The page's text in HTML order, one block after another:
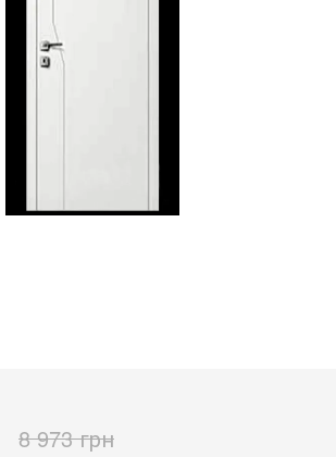
8 973 грн